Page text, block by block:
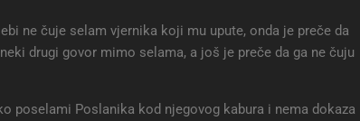
ne čuje selam vjernika koji mu upute, onda je preče da
drugi govor mimo selama, a još je preče da ga ne čuju
poselami Poslanika kod njegovog kabura i nema dokaza